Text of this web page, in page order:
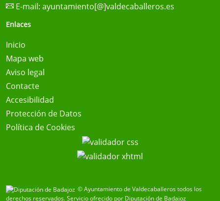
E-mail: ayuntamiento[@]valdecaballeros.es
Enlaces
Inicio
Mapa web
Aviso legal
Contacte
Accesibilidad
Protección de Datos
Política de Cookies
© Ayuntamiento de Valdecaballeros todos los
derechos reservados.Servicio ofrecido por Diputación de Badajoz